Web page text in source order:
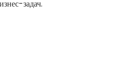
задач.